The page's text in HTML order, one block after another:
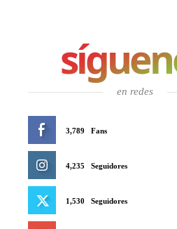
en redes
3,789 Fans
4,235 Seguidores
1,530 Seguidores